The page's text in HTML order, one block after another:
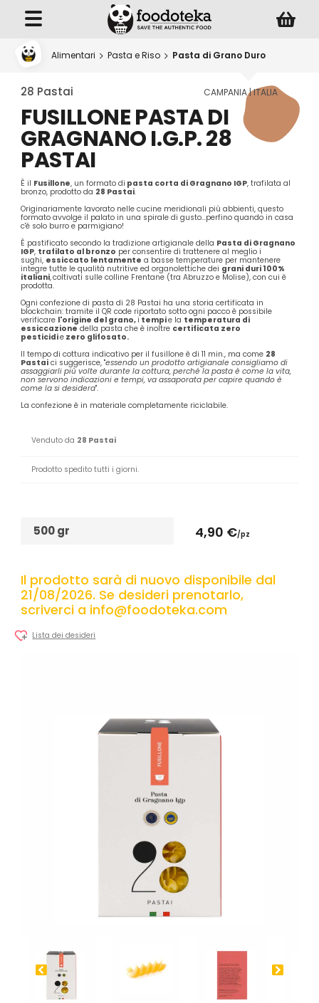
Alimentari Pasta e Riso Pasta di Grano Duro
28 Pastai CAMPANIA | ITALIA
FUSILLONE PASTA DI
GRAGNANO I.G.P. 28
PASTAI
È il Fusillone, un formato di pasta corta di Gragnano IGP, trafilata al
bronzo, prodotto da 28 Pastai.
Originariamente lavorato nelle cucine meridionali più abbienti, questo
formato avvolge il palato in una spirale di gusto…perfino quando in casa
c'è solo burro e parmigiano!
È pastificato secondo la tradizione artigianale della Pasta di Gragnano
IGP, trafilato al bronzo per consentire di trattenere al meglio i
sughi, essiccato lentamente a basse temperature per mantenere
integre tutte le qualità nutritive ed organolettiche dei grani duri 100%
italiani,coltivati sulle colline Frentane (tra Abruzzo e Molise), con cui è
prodotta.
Ogni confezione di pasta di 28 Pastai ha una storia certificata in
blockchain: tramite il QR code riportato sotto ogni pacco è possibile
verificare l'origine del grano,i tempie la temperatura di
essiccazione della pasta che è inoltre certificata zero
pesticidie zero glifosato.
Il tempo di cottura indicativo per il fusillone è di 11 min., ma come 28
Pastai ci suggerisce, "essendo un prodotto artigianale consigliamo di
assaggiarli più volte durante la cottura, perché la pasta è come la vita,
non servono indicazioni e tempi, va assaporata per capire quando è
come la si desidera".
La confezione è in materiale completamente riciclabile.
Venduto da 28 Pastai
Prodotto spedito tutti i giorni.
500 gr 4,90 €/pz
Il prodotto sarà di nuovo disponibile dal
21/08/2026. Se desideri prenotarlo,
scriverci a info@foodoteka.com
Lista dei desideri